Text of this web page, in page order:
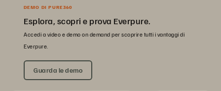
DEMO DI PURE360
Esplora, scopri e prova Everpure.
Accedi a video e demo on demand per scoprire tutti i vantaggi di
Everpure.
Guarda le demo